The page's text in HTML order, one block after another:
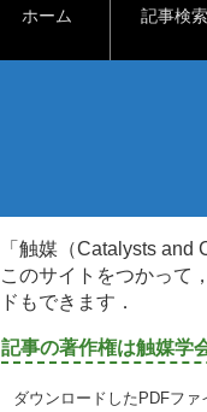
ホーム 記事検索
「触媒（Catalysts
このサイトをつかって
ドもできます．
記事の著作権は触媒学
ダウンロードしたPDFフ